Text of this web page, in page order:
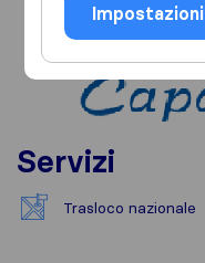
Informazioni
Servizi
Trasloco nazionale
Impostazioni